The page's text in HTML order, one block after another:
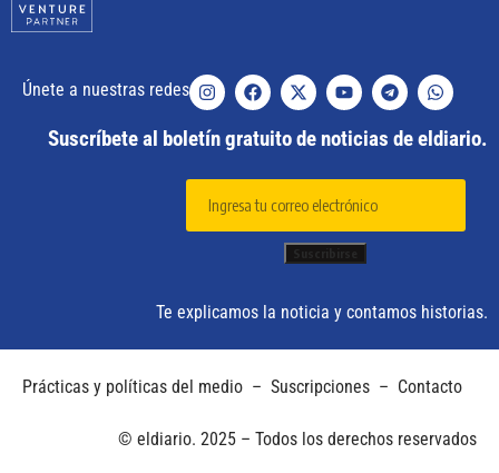
Únete a nuestras redes
Suscríbete al boletín gratuito de noticias de eldiario.
Te explicamos la noticia y contamos historias.
Prácticas y políticas del medio – Suscripciones – Contacto
© eldiario. 2025 – Todos los derechos reservados